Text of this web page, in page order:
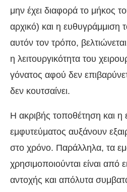
μην έχει διαφορά το μήκος
αρχικό) και η ευθυγράμμιση
αυτόν τον τρόπο,
η λειτουργικότητα του
γόνατος αφού δεν
δεν κουτσαίνει.
Η ακριβής τοποθέτηση και η
εμφυτεύματος αυξάνουν
στο χρόνο. Παράλληλα, τα
χρησιμοποιούνται είναι από
αντοχής και απόλυτα